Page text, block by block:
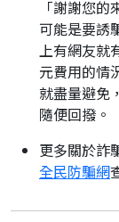
「謝謝您
可能是要誘
上有網友就
元費用的情
就盡量避免
隨便回撥。
更多關於詐
全民防騙網